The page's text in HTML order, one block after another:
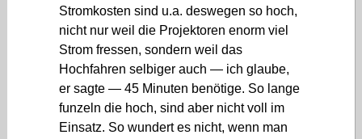
Stromkosten sind u.a. deswegen so hoch,
nicht nur weil die Projektoren enorm viel
Strom fressen, sondern weil das
Hochfahren selbiger auch — ich glaube,
er sagte — 45 Minuten benötige. So lange
funzeln die hoch, sind aber nicht voll im
Einsatz. So wundert es nicht, wenn man